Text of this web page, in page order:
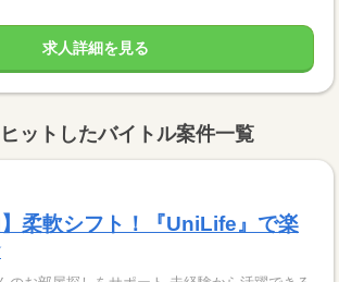
求人詳細を見る
ットしたバイトル案件一覧
】柔軟シフト！『UniLife』で楽